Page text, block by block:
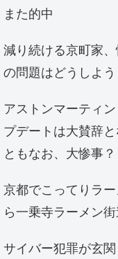
また的中
減り続ける京町家
の問題はどうしよう
アストンマーティ
プデートは大賛辞
ともなお、大惨事？
京都でこってりラ
ら一乗寺ラーメン
サイバー犯罪が玄